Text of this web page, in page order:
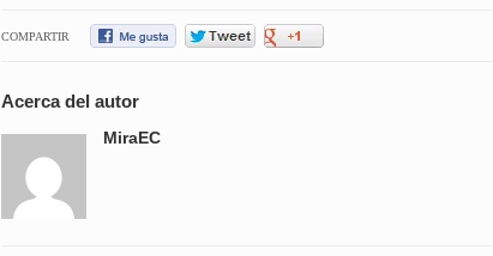
COMPARTIR
Acerca del autor
MiraEC